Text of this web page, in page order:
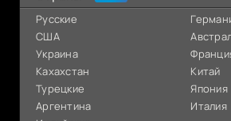
Русские
США
Украина
Кахахстан
Турецкие
Аргентина
Китай
Япония
Италия